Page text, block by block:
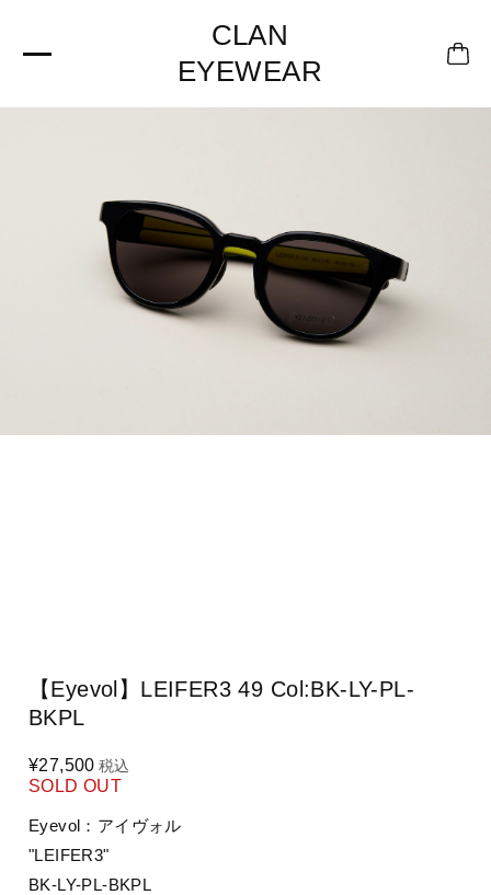
CLAN
EYEWEAR
【Eyevol】LEIFER3 49 Col:BK-LY-PL-
BKPL
¥27,500 税込
SOLD OUT
Eyevol：アイヴォル
"LEIFER3"
BK-LY-PL-BKPL